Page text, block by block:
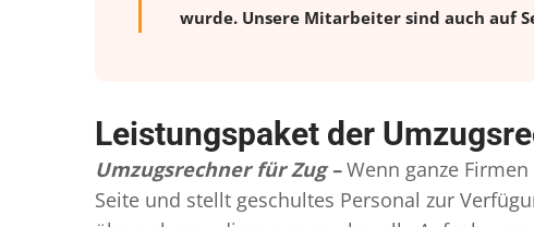
wurde. Unsere Mitarbeiter sind auch auf
Leistungspaket der
Umzugsrechner für Zug – Wenn ganze
Seite und stellt geschultes Personal zur